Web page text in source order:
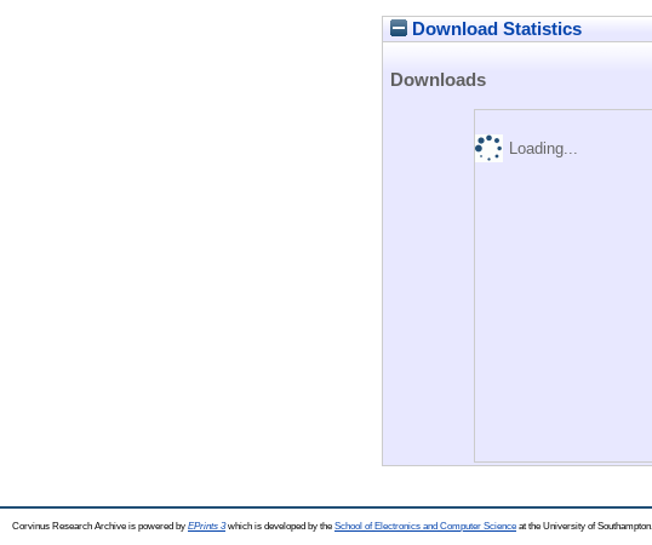
Download Statistics
Downloads
Loading...
Corvinus Research Archive is powered by EPrints 3which is developed by the School of Electronics and Computer Science at the University of Southampton.